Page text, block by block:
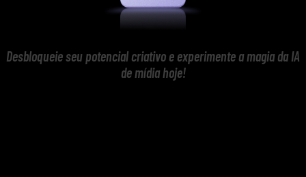
Desbloqueie seu potencial criativo e experimente a magia da IA
de mídia hoje!